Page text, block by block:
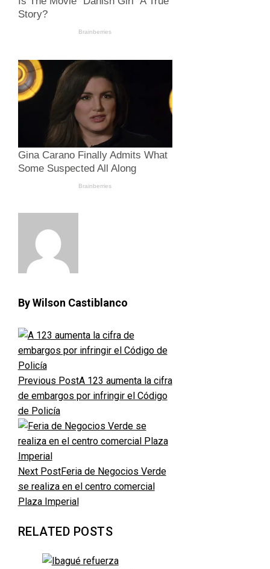
By Wilson Castiblanco
Previous PostA 123 aumenta la cifra
de embargos por infringir el Código
de Policía
Next PostFeria de Negocios Verde
se realiza en el centro comercial
Plaza Imperial
RELATED POSTS